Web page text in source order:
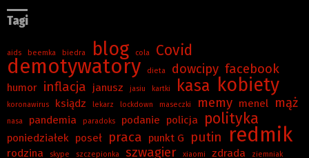
Tagi
aids beemka biedra blog cola Covid
demotywatory dieta dowcipy facebook
humor inflacja janusz jasiu kartki kasa kobiety
koronawirus ksiądz lekarz lockdown maseczki memy menel mąż
nasa pandemia paradoks podanie policja polityka
poniedziałek poseł praca punkt G putin redmik
rodzina skype szczepionka szwagier xiaomi zdrada
ziemniak